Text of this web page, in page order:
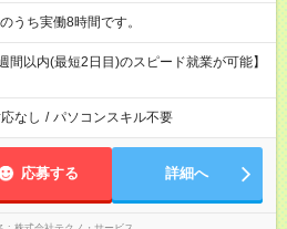
※表記のうち実働8時間です。
間以内(最短2日目)のスピード就業が可能】
なし / パソコンスキル不要
応募する 詳細へ